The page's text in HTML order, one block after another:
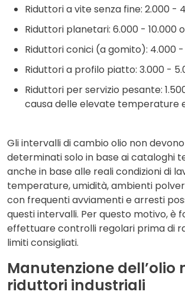
Riduttori a vite senza fine: 2.000 -
Riduttori planetari: 6.000 - 10.000
Riduttori conici (a gomito): 4.000
Riduttori a profilo piatto: 3.000 -
Riduttori per servizio pesante:
causa delle elevate temperature
Gli intervalli di cambio olio non
determinati solo in base ai cataloghi
anche in base alle reali condizioni di
temperature, umidità, ambienti
con frequenti avviamenti e arresti
questi intervalli. Per questo motivo, è
effettuare controlli regolari prima di
limiti consigliati.
Manutenzione dell’olio
riduttori industriali